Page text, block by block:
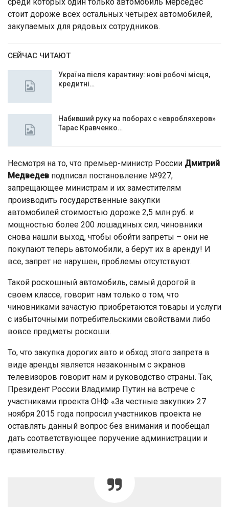
стоит дороже всех остальных четырех автомобилей,
закупаемых для рядовых сотрудников.
СЕЙЧАС ЧИТАЮТ
Україна після карантину: нові робочі місця,
кредитні…
Набивший руку на поборах с «евробляхеров»
Тарас Кравченко…
Несмотря на то, что премьер-министр России Дмитрий
Медведев подписал постановление №927,
запрещающее министрам и их заместителям
производить государственные закупки
автомобилей стоимостью дороже 2,5 млн руб. и
мощностью более 200 лошадиных сил, чиновники
снова нашли выход, чтобы обойти запреты – они не
покупают теперь автомобили, а берут их в аренду! И
все, запрет не нарушен, проблемы отсутствуют.
Такой роскошный автомобиль, самый дорогой в
своем классе, говорит нам только о том, что
чиновниками зачастую приобретаются товары и услуги
с избыточными потребительскими свойствами либо
вовсе предметы роскоши.
То, что закупка дорогих авто и обход этого запрета в
виде аренды является незаконным с экранов
телевизоров говорит нам и руководство страны. Так,
Президент России Владимир Путин на встрече с
участниками проекта ОНФ «За честные закупки» 27
ноября 2015 года попросил участников проекта не
оставлять данный вопрос без внимания и пообещал
дать соответствующее поручение администрации и
правительству.